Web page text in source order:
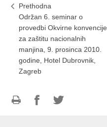
Prethodna
Održan 6. seminar o
provedbi Okvirne konvencije
za zaštitu nacionalnih
manjina, 9. prosinca 2010.
godine, Hotel Dubrovnik,
Zagreb